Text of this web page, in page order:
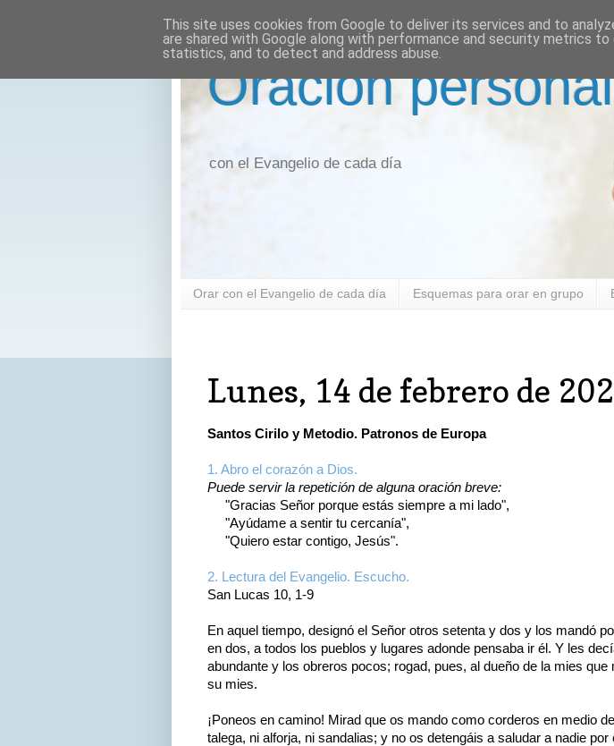
Oración personal
con el Evangelio de cada día
Orar con el Evangelio de cada día Esquemas para orar en grupo
Lunes, 14 de febrero de
Santos Cirilo y Metodio. Patronos de Europa
1. Abro el corazón a Dios.
Puede servir la repetición de alguna oración breve:
"Gracias Señor porque estás siempre a mi lado",
"Ayúdame a sentir tu cercanía",
"Quiero estar contigo, Jesús".
2. Lectura del Evangelio. Escucho.
San Lucas 10, 1-9
En aquel tiempo, designó el Señor otros setenta y dos y los mandó
en dos, a todos los pueblos y lugares adonde pensaba ir él. Y les
abundante y los obreros pocos; rogad, pues, al dueño de la mies que
su mies.
¡Poneos en camino! Mirad que os mando como corderos en medio
talega, ni alforja, ni sandalias; y no os detengáis a saludar a nadie por
This site uses cookies from Google to deliver its services and to
are shared with Google along with performance and security metrics
statistics, and to detect and address abuse.